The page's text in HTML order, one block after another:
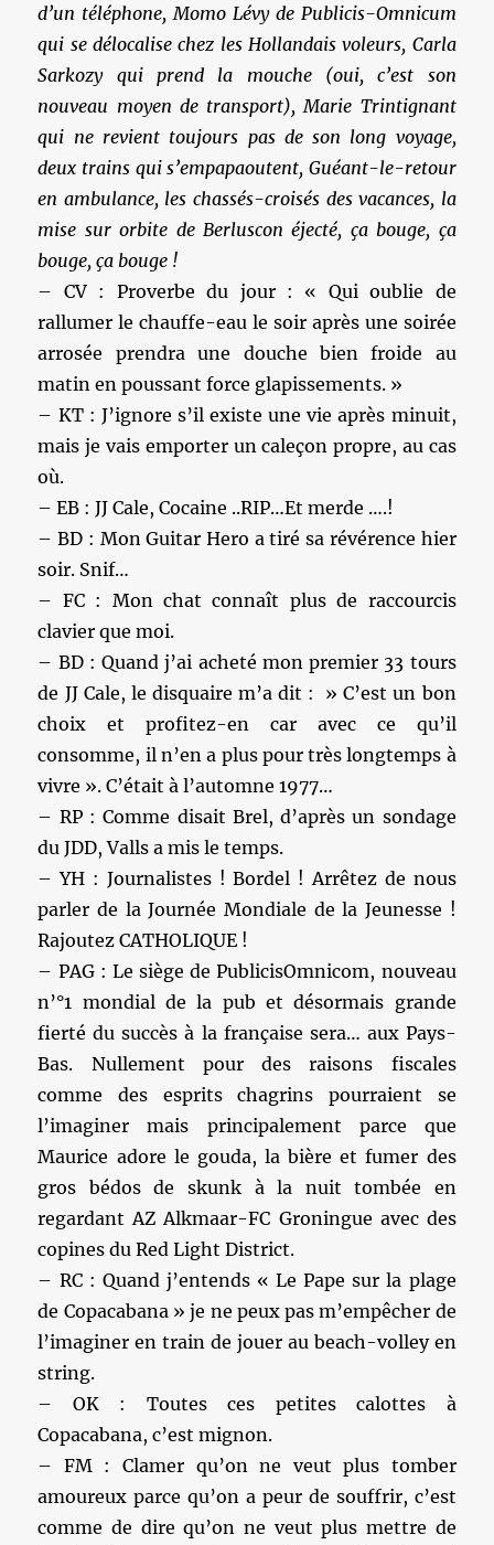
d’un téléphone, Momo Lévy de Publicis-Omnicum
qui se délocalise chez les Hollandais voleurs, Carla
Sarkozy qui prend la mouche (oui, c’est son
nouveau moyen de transport), Marie Trintignant
qui ne revient toujours pas de son long voyage,
deux trains qui s’empapaoutent, Guéant-le-retour
en ambulance, les chassés-croisés des vacances, la
mise sur orbite de Berluscon éjecté, ça bouge, ça
bouge, ça bouge !
– CV : Proverbe du jour : « Qui oublie de
rallumer le chauffe-eau le soir après une soirée
arrosée prendra une douche bien froide au
matin en poussant force glapissements. »
– KT : J’ignore s’il existe une vie après minuit,
mais je vais emporter un caleçon propre, au cas
où.
– EB : JJ Cale, Cocaine ..RIP…Et merde ….!
– BD : Mon Guitar Hero a tiré sa révérence hier
soir. Snif…
– FC : Mon chat connaît plus de raccourcis
clavier que moi.
– BD : Quand j’ai acheté mon premier 33 tours
de JJ Cale, le disquaire m’a dit : » C’est un bon
choix et profitez-en car avec ce qu’il
consomme, il n’en a plus pour très longtemps à
vivre ». C’était à l’automne 1977…
– RP : Comme disait Brel, d’après un sondage
du JDD, Valls a mis le temps.
– YH : Journalistes ! Bordel ! Arrêtez de nous
parler de la Journée Mondiale de la Jeunesse !
Rajoutez CATHOLIQUE !
– PAG : Le siège de PublicisOmnicom, nouveau
n’°1 mondial de la pub et désormais grande
fierté du succès à la française sera… aux Pays-
Bas. Nullement pour des raisons fiscales
comme des esprits chagrins pourraient se
l’imaginer mais principalement parce que
Maurice adore le gouda, la bière et fumer des
gros bédos de skunk à la nuit tombée en
regardant AZ Alkmaar-FC Groningue avec des
copines du Red Light District.
– RC : Quand j’entends « Le Pape sur la plage
de Copacabana » je ne peux pas m’empêcher de
l’imaginer en train de jouer au beach-volley en
string.
– OK : Toutes ces petites calottes à
Copacabana, c’est mignon.
– FM : Clamer qu’on ne veut plus tomber
amoureux parce qu’on a peur de souffrir, c’est
comme de dire qu’on ne veut plus mettre de